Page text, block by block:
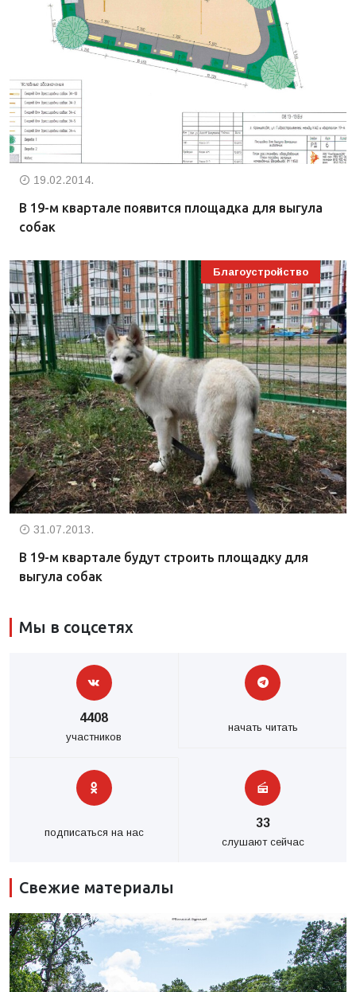
19.02.2014.
В 19-м квартале появится площадка для выгула
собак
Благоустройство
31.07.2013.
В 19-м квартале будут строить площадку для
выгула собак
Мы в соцсетях
4408
участников
начать читать
подписаться на нас
33
слушают сейчас
Свежие материалы